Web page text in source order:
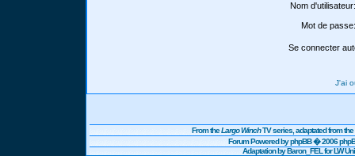
Nom d'utilisateur:
Mot de passe:
Se connecter
J'ai
From theLargo WinchTV series, adaptated from
Forum Powered byphpBB� 2006
Adaptation by Baron_FEL for LW